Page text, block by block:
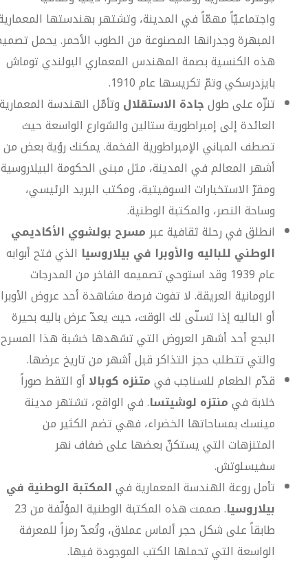
واجتماعيّاً مهمّاً في المدينة، وتشتهر بهندستها
المبهرة وجدرانها المصنوعة من الطوب الأحمر. يحمل
هذه الكنسية بصمة المهندس المعماري البولندي توماش
بايزدرسكي وتمّ تكريسها عام 1910.
تنزّه على طولجادة الاستقلال وتأمّل الهندسة المعمارية
العائدة إلى إمبراطورية ستالين والشوارع الواسعة حيث
تصطف المباني الإمبراطورية الفخمة. يمكنك رؤية بعض من
أشهر المعالم في المدينة، مثل مبنى الحكومة
ومقرّ الاستخبارات السوفيتية، ومكتب البريد الرئيسي،
وساحة النصر، والمكتبة الوطنية.
انطلق في رحلة ثقافية عبر مسرح بولشوي الأكاديمي
الوطني للباليه والأوبرا في بيلاروسيا الذي فتح أبوابه
عام 1939 وقد استوحي تصميمه الفاخر من المدرجات
الرومانية العريقة. لا تفوت فرصة مشاهدة أحد عروض الأوبرا
أو الباليه إذا تسنّى لك الوقت، حيث يعدّ عرض باليه بحيرة
البجع أحد أشهر العروض التي تشهدها خشبة هذا المسرح
والتي تتطلب حجز التذاكر قبل أشهر من تاريخ عرضها.
قدّم الطعام للسناجب فيمتنزه كوبالا أو التقط صوراً
خلابة فيمنتزه لوشيتسا. في الواقع، تشتهر مدينة
مينسك بمساحاتها الخضراء، فهي تضم الكثير من
المتنزهات التي يستكنّ بعضها على ضفاف نهر
سفيسلوتش.
تأمل روعة الهندسة المعمارية فيالمكتبة الوطنية في
بيلاروسيا
. صممت هذه المكتبة الوطنية المؤلّفة من 23
طابقاً على شكل حجر ألماس عملاق، وتُعدّ رمزاً للمعرفة
الواسعة التي تحملها الكتب الموجودة فيها.